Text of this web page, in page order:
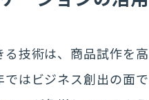
技術は、商品試作を
はビジネス創出の面